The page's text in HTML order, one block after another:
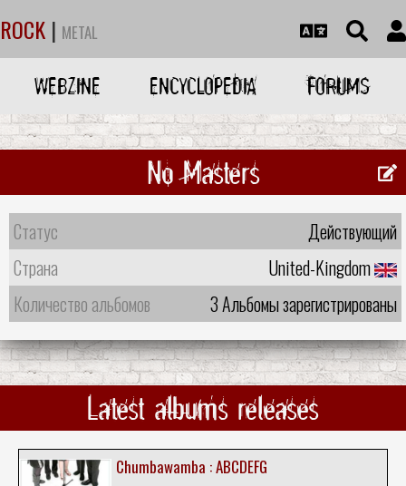
ROCK | METAL
WEBZINE ENCYCLOPEDIA FORUMS
No Masters
Статус
Действующий
Страна
United-Kingdom
Количество альбомов
3 Альбомы зарегистрированы
Latest albums releases
Chumbawamba : ABCDEFG